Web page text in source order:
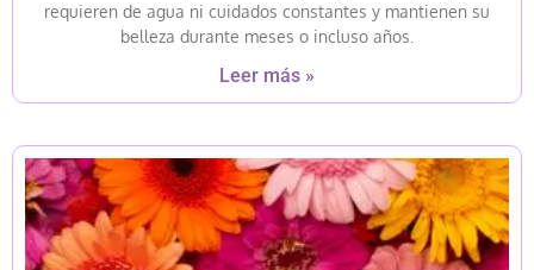
requieren de agua ni cuidados constantes y mantienen su
belleza durante meses o incluso años.
Leer más »